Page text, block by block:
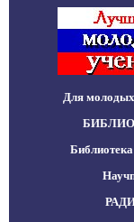
Для